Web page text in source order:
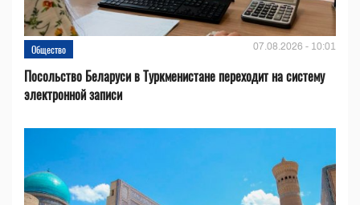
Общество 07.08.2026 - 10:01
Посольство Беларуси в Туркменистане переходит на систему
электронной записи